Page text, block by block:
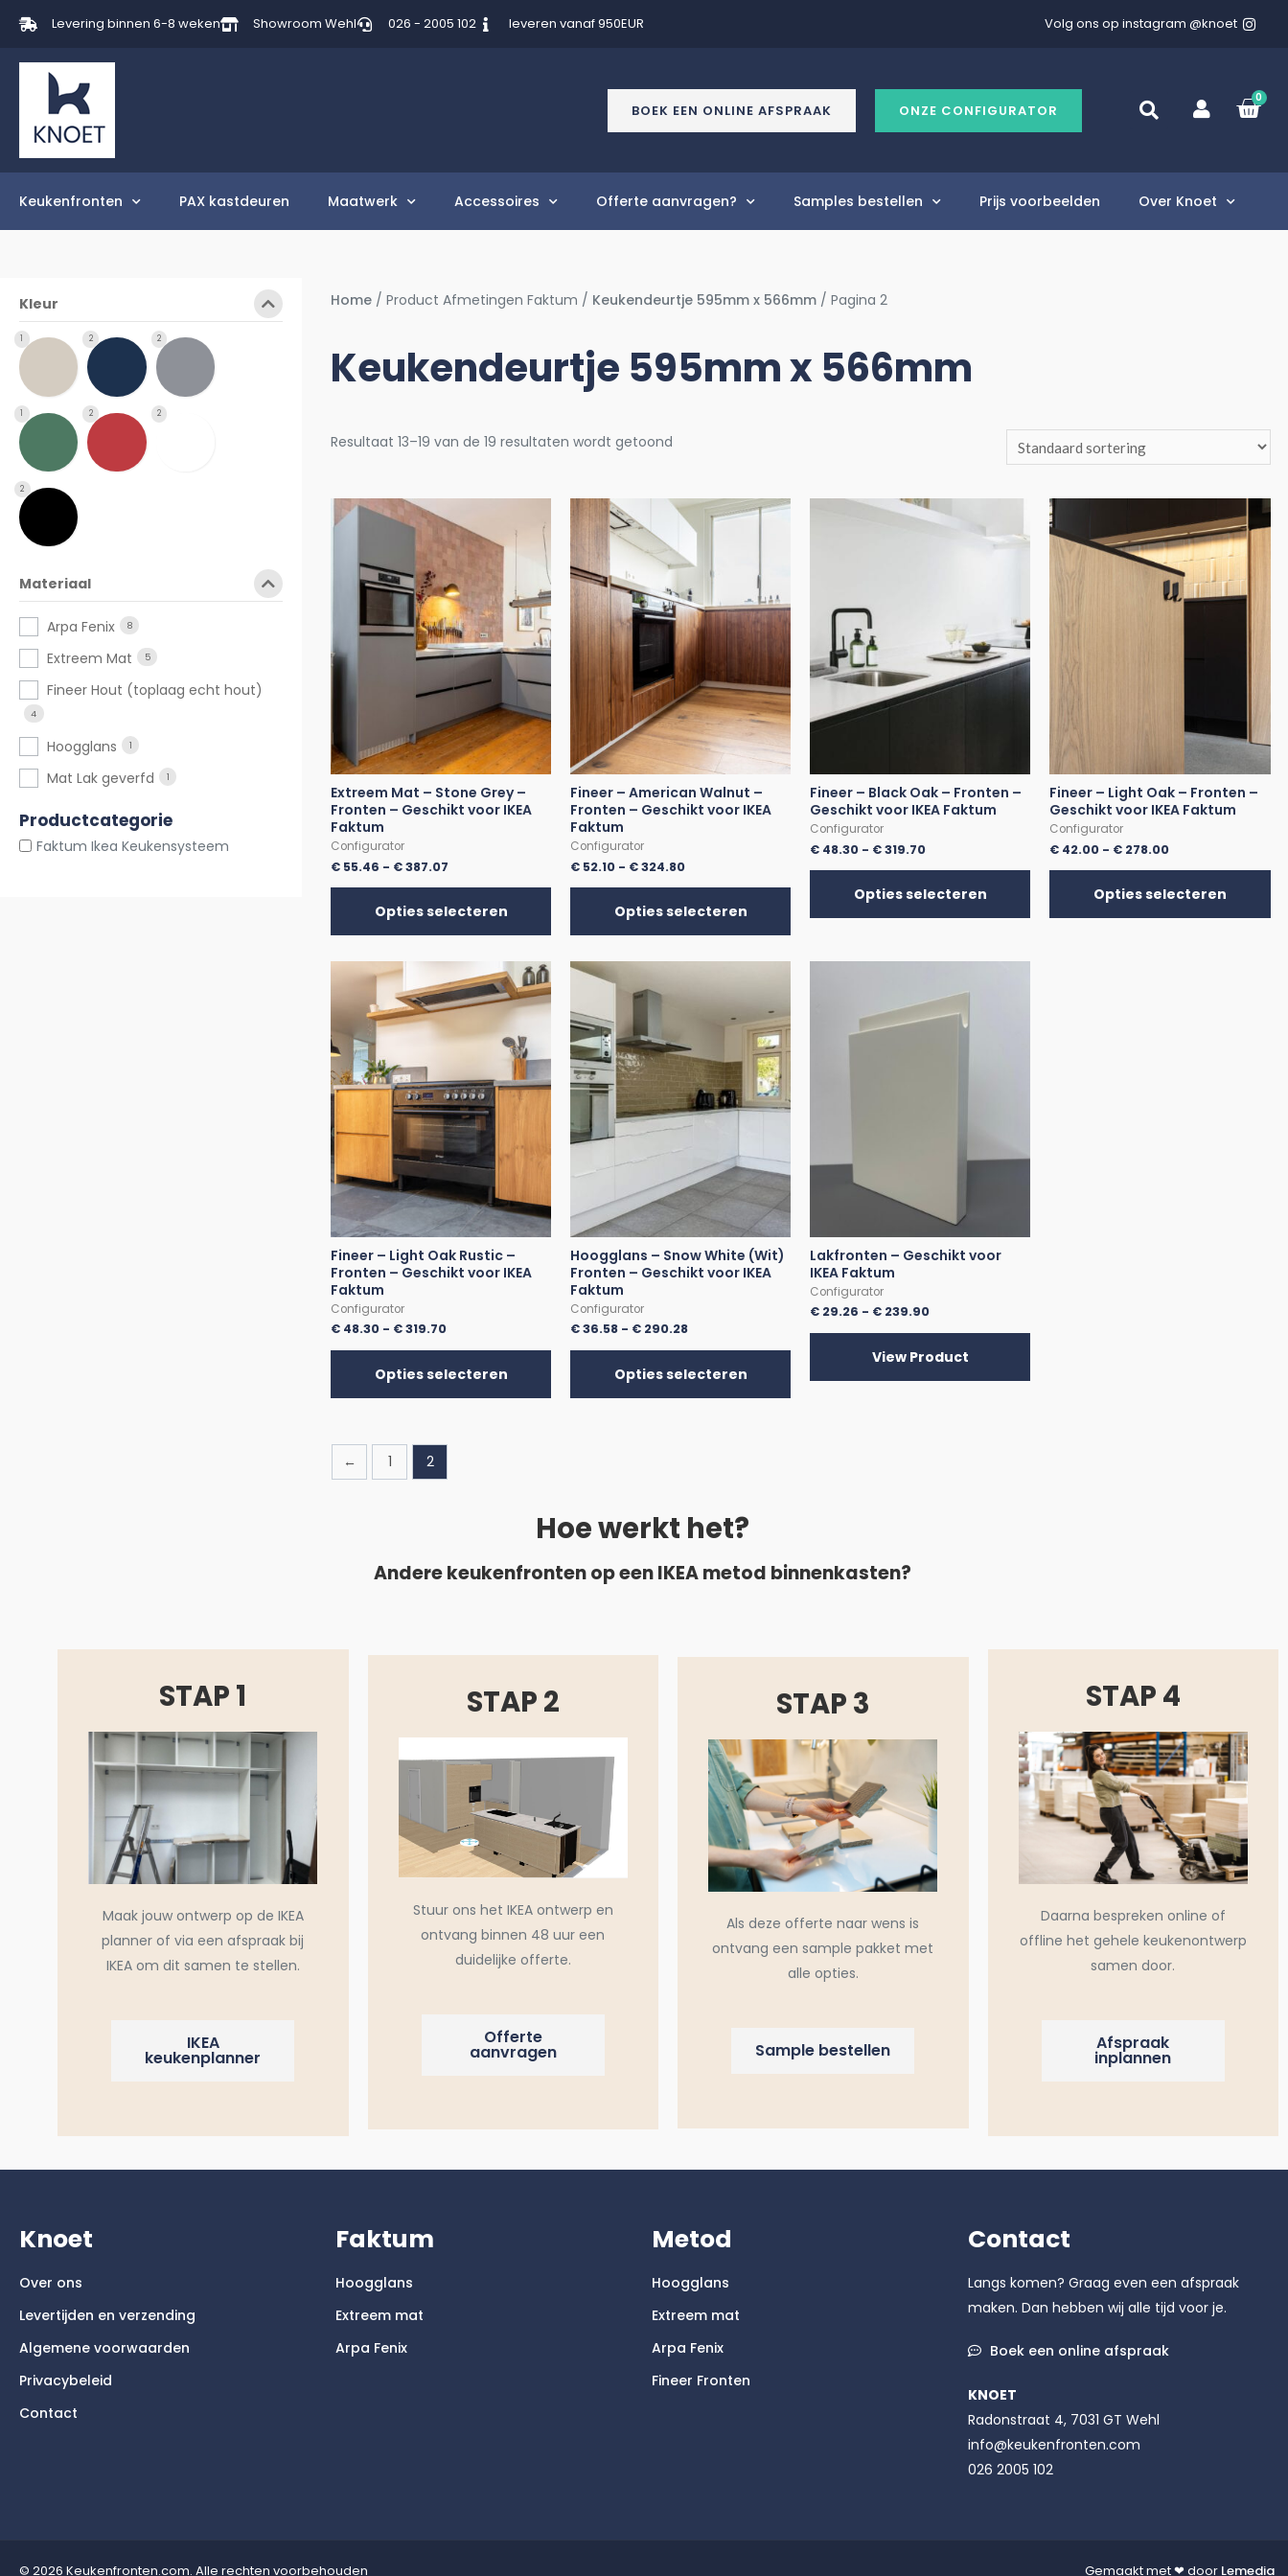
Levering binnen 6-8 weken Showroom Wehl 026 - 2005 102 leveren vanaf 950EUR Volg ons op instagram @knoet
BOEK EEN ONLINE AFSPRAAK ONZE CONFIGURATOR
0
Keukenfronten PAX kastdeuren Maatwerk Accessoires Offerte aanvragen? Samples bestellen Prijs voorbeelden Over Knoet
Kleur
1 2 2
1 2 2
2
Materiaal
Arpa Fenix 8
Extreem Mat 5
Fineer Hout (toplaag echt hout)
4
Hoogglans 1
Mat Lak geverfd 1
Productcategorie
Faktum Ikea Keukensysteem
Home / Product Afmetingen Faktum / Keukendeurtje 595mm x 566mm / Pagina 2
Keukendeurtje 595mm x 566mm
Resultaat 13–19 van de 19 resultaten wordt getoond
Extreem Mat – Stone Grey –
Fronten – Geschikt voor IKEA
Faktum
Configurator
€ 55.46 - €387.07
Opties selecteren
Fineer – American Walnut –
Fronten – Geschikt voor IKEA
Faktum
Configurator
€ 52.10 - €324.80
Opties selecteren
Fineer – Black Oak – Fronten –
Geschikt voor IKEA Faktum
Configurator
€ 48.30 - €319.70
Opties selecteren
Fineer – Light Oak – Fronten –
Geschikt voor IKEA Faktum
Configurator
€ 42.00 - € 278.00
Opties selecteren
Fineer – Light Oak Rustic –
Fronten – Geschikt voor IKEA
Faktum
Configurator
€ 48.30 - €319.70
Opties selecteren
Hoogglans – Snow White (Wit)
Fronten – Geschikt voor IKEA
Faktum
Configurator
€36.58 - € 290.28
Opties selecteren
Lakfronten – Geschikt voor
IKEA Faktum
Configurator
€ 29.26 - € 239.90
View Product
← 1 2
Hoe werkt het?
Andere keukenfronten op een IKEA metod binnenkasten?
STAP 1
Maak jouw ontwerp op de IKEA
planner of via een afspraak bij
IKEA om dit samen te stellen.
IKEA
keukenplanner
STAP 2
Stuur ons het IKEA ontwerp en
ontvang binnen 48 uur een
duidelijke offerte.
Offerte
aanvragen
STAP 3
Als deze offerte naar wens is
ontvang een sample pakket met
alle opties.
Sample bestellen
STAP 4
Daarna bespreken online of
offline het gehele keukenontwerp
samen door.
Afspraak
inplannen
Knoet
Over ons
Levertijden en verzending
Algemene voorwaarden
Privacybeleid
Contact
Faktum
Hoogglans
Extreem mat
Arpa Fenix
Metod
Hoogglans
Extreem mat
Arpa Fenix
Fineer Fronten
Contact
Langs komen? Graag even een afspraak
maken. Dan hebben wij alle tijd voor je.
Boek een online afspraak
KNOET
Radonstraat 4, 7031 GT Wehl
info@keukenfronten.com
026 2005 102
© 2026 Keukenfronten.com. Alle rechten voorbehouden Gemaakt met ❤ door Lemedia